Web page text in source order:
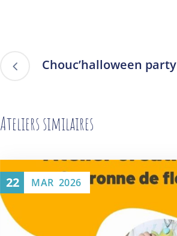
Chouc’halloween party
Ateliers similaires
22 MAR 2026